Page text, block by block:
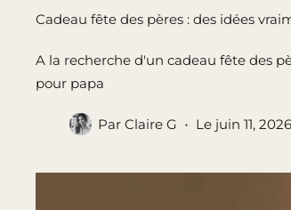
Cadeau fête des pères : des idées
A la recherche d'un cadeau fête des
pour papa
Par Claire G Le juin 11, 2026